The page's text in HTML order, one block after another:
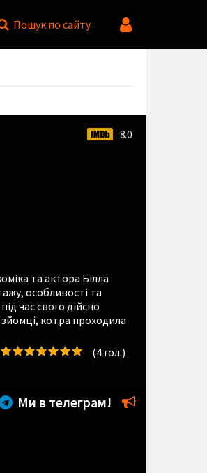
Пошук по сайту
8.0
та актора Білла
особливості та
час свого дійсно
котра проходила
(4 гол.)
Ми в телеграм!